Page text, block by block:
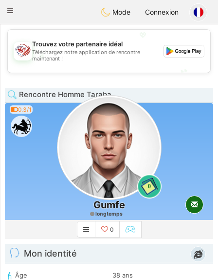
StatesDating
Toggle
Mode Connexion
💖
💕
Trouvez votre partenaire idéal
Téléchargez notre application de rencontre
maintenant !
Rencontre Homme Taraba
0.3/1
0
Gumfe
longtemps
0
Mon identité
Âge
38 ans